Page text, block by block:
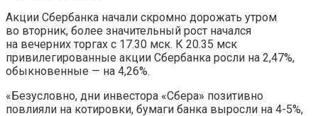
Акции Сбербанка начали скромно дорожать утром
во вторник, более значительный рост начался
на вечерних торгах с 17.30 мск. К 20.35 мск
привилегированные акции Сбербанка росли на 2,47%,
обыкновенные — на 4,26%.
«Безусловно, дни инвестора «Сбера» позитивно
повлияли на котировки, бумаги банка выросли на 4-5%,